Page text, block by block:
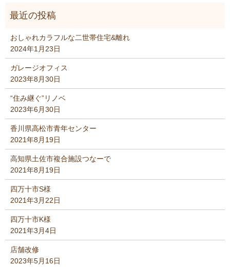
おしゃれカラフルな二世帯住宅&離れ
2024年1月23日
ガレージオフィス
2023年8月30日
“住み継ぐ”リノベ
2023年6月30日
香川県高松市青年センター
2021年8月19日
高知県土佐市複合施設つなーで
2021年8月19日
四万十市S様
2021年3月22日
四万十市K様
2021年3月4日
店舗改修
2023年5月16日